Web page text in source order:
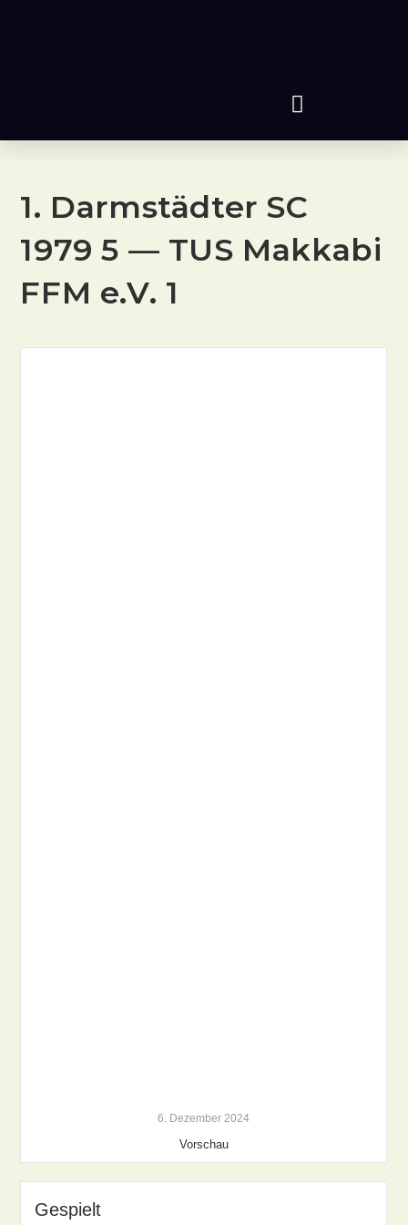
1. Darmstädter SC
1979 5 — TUS Makkabi
FFM e.V. 1
6. Dezember 2024
Vorschau
Gespielt